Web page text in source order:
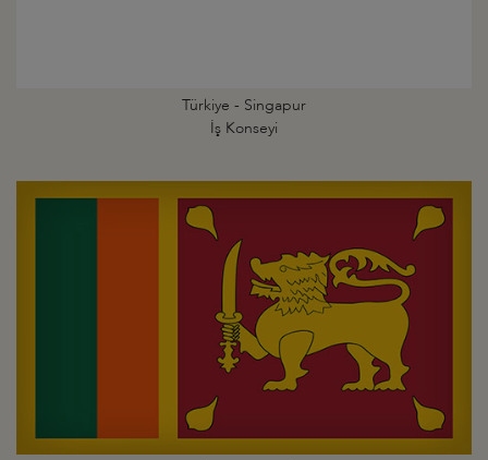
Türkiye - Singapur
İş Konseyi